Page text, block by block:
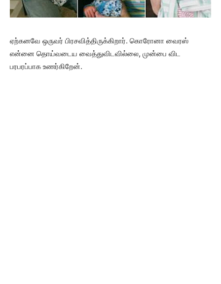
ஏற்கனவே ஒருவர் பிரசவித்திருக்கிறார். கொரோனா வைரஸ்
என்னை தொய்வடைய வைத்துவிடவில்லை, முன்பை விட
பரபரப்பாக உணர்கிறேன்.